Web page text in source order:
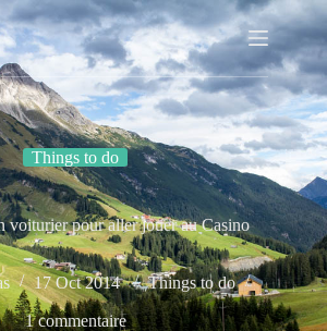
Things to do
voiturier pour aller jouer au Casino
17 Oct 2014 Things to do
1 commentaire